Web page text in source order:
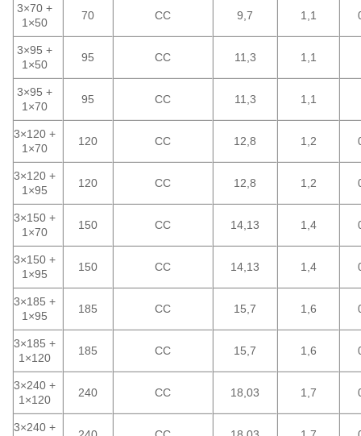
3×70 +
1×50
70 CC 9,7 1,1
3×95 +
1×50
95 CC 11,3 1,1
3×95 +
1×70
95 CC 11,3 1,1
3×120 +
1×70
120 CC 12,8 1,2
3×120 +
1×95
120 CC 12,8 1,2
3×150 +
1×70
150 CC 14,13 1,4
3×150 +
1×95
150 CC 14,13 1,4
3×185 +
1×95
185 CC 15,7 1,6
3×185 +
1×120
185 CC 15,7 1,6
3×240 +
1×120
240 CC 18,03 1,7
3×240 +